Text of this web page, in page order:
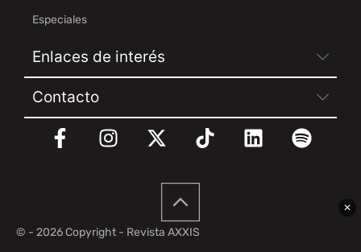
✕
Especiales
Enlaces de interés
Contacto
© - 2026 Copyright - Revista AXXIS